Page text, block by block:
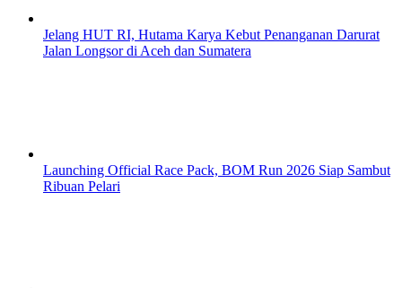
Jelang HUT RI, Hutama Karya Kebut Penanganan Darurat
Jalan Longsor di Aceh dan Sumatera
Launching Official Race Pack, BOM Run 2026 Siap Sambut
Ribuan Pelari